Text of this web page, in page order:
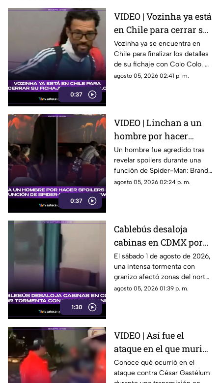
0:37
VIDEO | Vozinha ya está
en Chile para cerrar su
fichaje con Colo Colo
Vozinha ya se encuentra en
Chile para finalizar los detalles
de su fichaje con Colo Colo. El
momento fue captado en
agosto 05, 2026 02:41 p. m.
0:37
VIDEO | Linchan a un
hombre por hacer
spoilers durante la
función de Spider-Man:
Brand New Day
Un hombre fue agredido tras
revelar spoilers durante una
función de Spider-Man: Brand
New Day. El momento quedó
agosto 05, 2026 02:24 p. m.
1:30
Cablebús desaloja
cabinas en CDMX por
tormenta con rayos y
granizo
El sábado 1 de agosto de 2026,
una intensa tormenta con
granizo afectó zonas del norte
y oriente de la ciudad de
agosto 05, 2026 01:39 p. m.
VIDEO | Así fue el
ataque en el que murió
el influencer César
Gastélum durante un
Conoce qué ocurrió en el
ataque contra César Gastélum